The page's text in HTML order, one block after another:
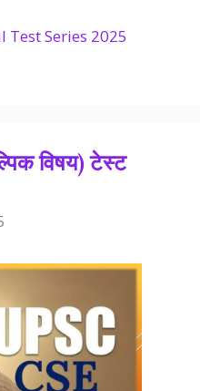
Test Series 2025
विषय) टेस्ट